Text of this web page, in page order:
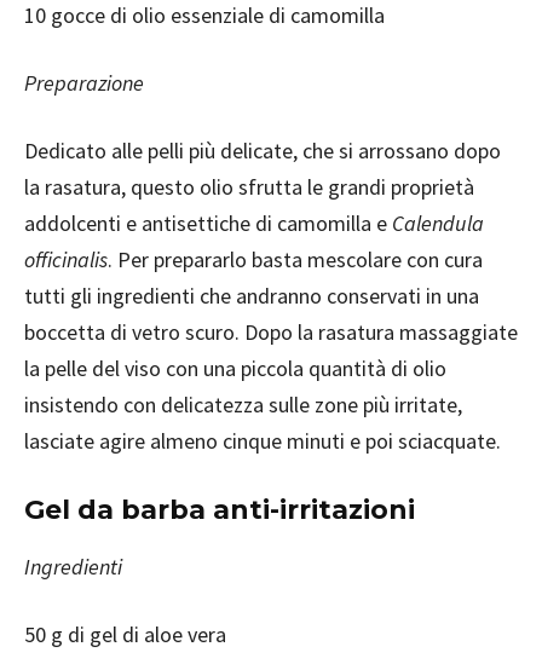
10 gocce di olio essenziale di camomilla
Preparazione
Dedicato alle pelli più delicate, che si arrossano dopo
la rasatura, questo olio sfrutta le grandi proprietà
addolcenti e antisettiche di camomilla e Calendula
officinalis. Per prepararlo basta mescolare con cura
tutti gli ingredienti che andranno conservati in una
boccetta di vetro scuro. Dopo la rasatura massaggiate
la pelle del viso con una piccola quantità di olio
insistendo con delicatezza sulle zone più irritate,
lasciate agire almeno cinque minuti e poi sciacquate.
Gel da barba anti-irritazioni
Ingredienti
50 g di gel di aloe vera